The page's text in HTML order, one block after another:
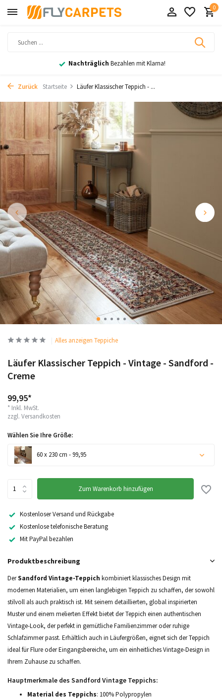
0
Nachträglich Bezahlen mit Klarna!
Zurück Startseite Läufer Klassischer Teppich - ...
Alles anzeigen Teppiche
Läufer Klassischer Teppich - Vintage - Sandford -
Creme
99,95*
* Inkl. MwSt.
zzgl. Versandkosten
Wählen Sie Ihre Größe:
60 x 230 cm - 99,95
Zum Warenkorb hinzufügen
Kostenloser Versand und Rückgabe
Kostenlose telefonische Beratung
Mit PayPal bezahlen
Produktbeschreibung
DerSandford Vintage-Teppich kombiniert klassisches Design mit
modernen Materialien, um einen langlebigen Teppich zu schaffen, der sowohl
stilvoll als auch praktisch ist. Mit seinem detaillierten, global inspirierten
Muster und einem melierten Effekt bietet der Teppich einen authentischen
Vintage-Look, der perfekt in gemütliche Familienzimmer oder ruhige
Schlafzimmer passt. Erhältlich auch in Läufergrößen, eignet sich der Teppich
ideal für Flure oder Eingangsbereiche, um ein einheitliches Vintage-Design in
Ihrem Zuhause zu schaffen.
Hauptmerkmale des Sandford Vintage Teppichs:
Material des Teppichs: 100% Polypropylen